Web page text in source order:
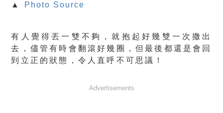
▲ Photo Source
有人覺得丟一雙不夠，就抱起好幾雙一次撒出
去，儘管有時會翻滾好幾圈，但最後都還是會回
到立正的狀態，令人直呼不可思議！
Advertisements